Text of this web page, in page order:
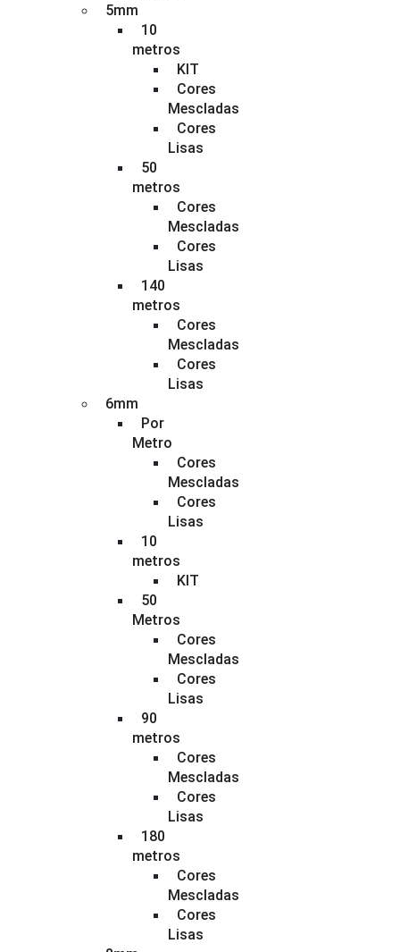
5mm
10
metros
KIT
Cores
Mescladas
Cores
Lisas
50
metros
Cores
Mescladas
Cores
Lisas
140
metros
Cores
Mescladas
Cores
Lisas
6mm
Por
Metro
Cores
Mescladas
Cores
Lisas
10
metros
KIT
50
Metros
Cores
Mescladas
Cores
Lisas
90
metros
Cores
Mescladas
Cores
Lisas
180
metros
Cores
Mescladas
Cores
Lisas